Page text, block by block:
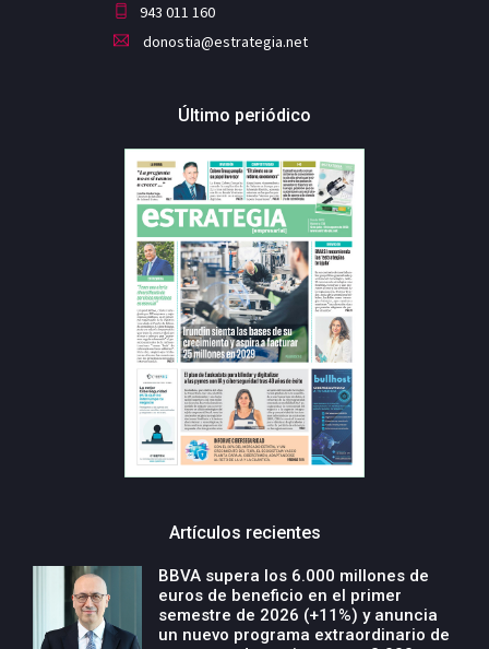
943 011 160
donostia@estrategia.net
Último periódico
Artículos recientes
BBVA supera los 6.000 millones de
euros de beneficio en el primer
semestre de 2026 (+11%) y anuncia
un nuevo programa extraordinario de